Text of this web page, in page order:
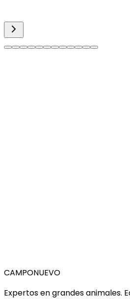
CAMPONUEVO
Expertos en grandes animales.